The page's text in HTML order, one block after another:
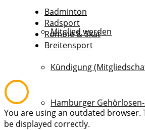
Mitglied werden
Kündigung
Hamburger
Badminton
Radsport
Rommé & Skat
Breitensport
You are using an outdated browser.
be displayed correctly.